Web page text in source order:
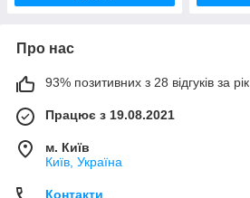
Про нас
93% позитивних з 28 відгуків за рік
Працює з 19.08.2021
м. Київ
Київ, Україна
Контакти